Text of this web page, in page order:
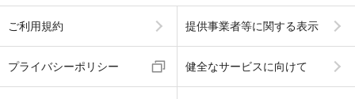
ご利用規約 提供事業者等に関する表示
プライバシーポリシー 健全なサービスに向けて